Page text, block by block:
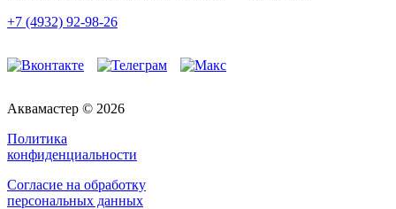
+7 (4932) 92-98-26
Аквамастер © 2026
Политика
конфиденциальности
Согласие на обработку
персональных данных